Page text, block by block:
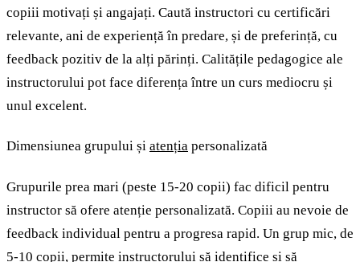
copiii motivați și angajați. Caută instructori cu certificări
relevante, ani de experiență în predare, și de preferință, cu
feedback pozitiv de la alți părinți. Calitățile pedagogice ale
instructorului pot face diferența între un curs mediocru și
unul excelent.
Dimensiunea grupului și atenția personalizată
Grupurile prea mari (peste 15-20 copii) fac dificil pentru
instructor să ofere atenție personalizată. Copiii au nevoie de
feedback individual pentru a progresa rapid. Un grup mic, de
5-10 copii, permite instructorului să identifice și să